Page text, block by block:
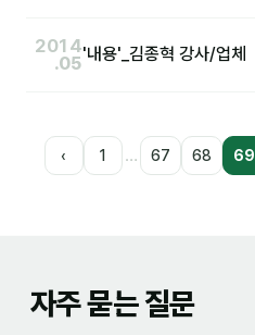
2014
.05'내용'_김종혁 강사/업체
‹ 1 … 67 68 69
자주 묻는 질문